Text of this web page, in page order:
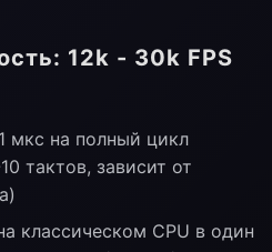
12k - 30k FPS
мкс на полный цикл
тактов, зависит от
классическом CPU в один